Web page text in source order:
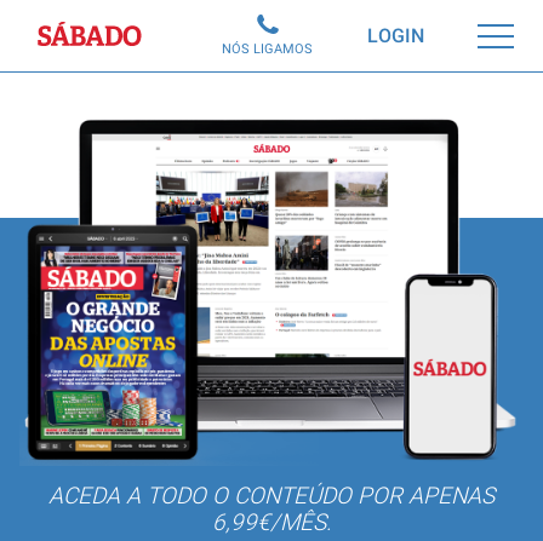
Sábado LOGIN
NÓS LIGAMOS
ACEDA A TODO O CONTEÚDO POR APENAS
6,99€/MÊS.